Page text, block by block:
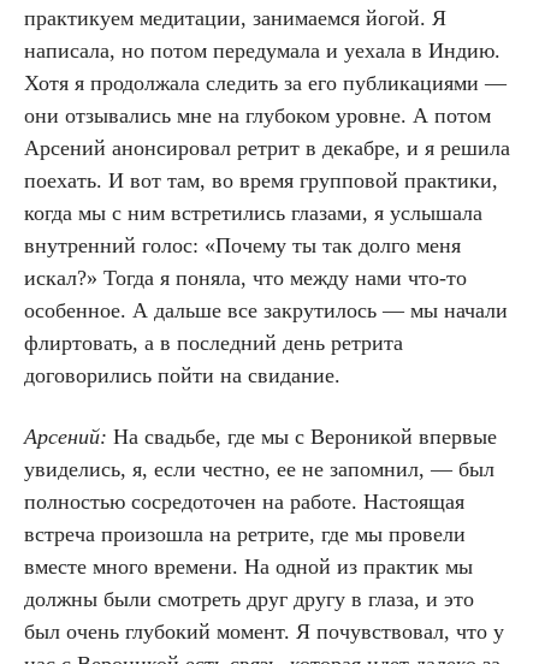
практикуем медитации, занимаемся йогой. Я
написала, но потом передумала и уехала в Индию.
Хотя я продолжала следить за его публикациями —
они отзывались мне на глубоком уровне. А потом
Арсений анонсировал ретрит в декабре, и я решила
поехать. И вот там, во время групповой практики,
когда мы с ним встретились глазами, я услышала
внутренний голос: «Почему ты так долго меня
искал?» Тогда я поняла, что между нами что-то
особенное. А дальше все закрутилось — мы начали
флиртовать, а в последний день ретрита
договорились пойти на свидание.
Арсений: На свадьбе, где мы с Вероникой впервые
увиделись, я, если честно, ее не запомнил, — был
полностью сосредоточен на работе. Настоящая
встреча произошла на ретрите, где мы провели
вместе много времени. На одной из практик мы
должны были смотреть друг другу в глаза, и это
был очень глубокий момент. Я почувствовал, что у